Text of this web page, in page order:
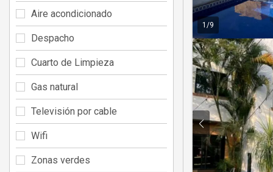
1 /9
Aire acondicionado
Despacho
Cuarto de Limpieza
Gas natural
Televisión por cable
Wifi
Zonas verdes